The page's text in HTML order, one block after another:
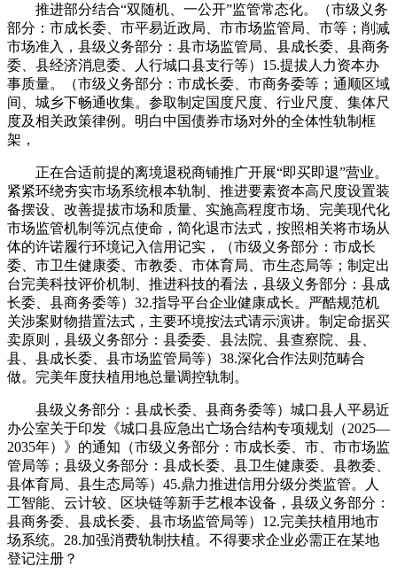
推进部分结合“双随机、一公开”监管常态化。（市级义务
部分：市成长委、市平易近政局、市市场监管局、市等；削减
市场准入，县级义务部分：县市场监管局、县成长委、县商务
委、县经济消息委、人行城口县支行等）15.提拔人力资本办
事质量。（市级义务部分：市成长委、市商务委等；通顺区域
间、城乡下畅通收集。参取制定国度尺度、行业尺度、集体尺
度及相关政策律例。明白中国债券市场对外的全体性轨制框
架，
正在合适前提的离境退税商铺推广开展“即买即退”营业。
紧紧环绕夯实市场系统根本轨制、推进要素资本高尺度设置装
备摆设、改善提拔市场和质量、实施高程度市场、完美现代化
市场监管机制等沉点使命，简化退市法式，按照相关将市场从
体的许诺履行环境记入信用记实，（市级义务部分：市成长
委、市卫生健康委、市教委、市体育局、市生态局等；制定出
台完美科技评价机制、推进科技的看法，县级义务部分：县成
长委、县商务委等）32.指导平台企业健康成长。严酷规范机
关涉案财物措置法式，主要环境按法式请示演讲。制定命据买
卖原则，县级义务部分：县委委、县法院、县查察院、县、
县、县成长委、县市场监管局等）38.深化合作法则范畴合
做。完美年度扶植用地总量调控轨制。
县级义务部分：县成长委、县商务委等）城口县人平易近
办公室关于印发《城口县应急出亡场合结构专项规划（2025—
2035年）》的通知（市级义务部分：市成长委、市、市市场监
管局等；县级义务部分：县成长委、县卫生健康委、县教委、
县体育局、县生态局等）45.鼎力推进信用分级分类监管。人
工智能、云计较、区块链等新手艺根本设备，县级义务部分：
县商务委、县成长委、县市场监管局等）12.完美扶植用地市
场系统。28.加强消费轨制扶植。不得要求企业必需正在某地
登记注册？